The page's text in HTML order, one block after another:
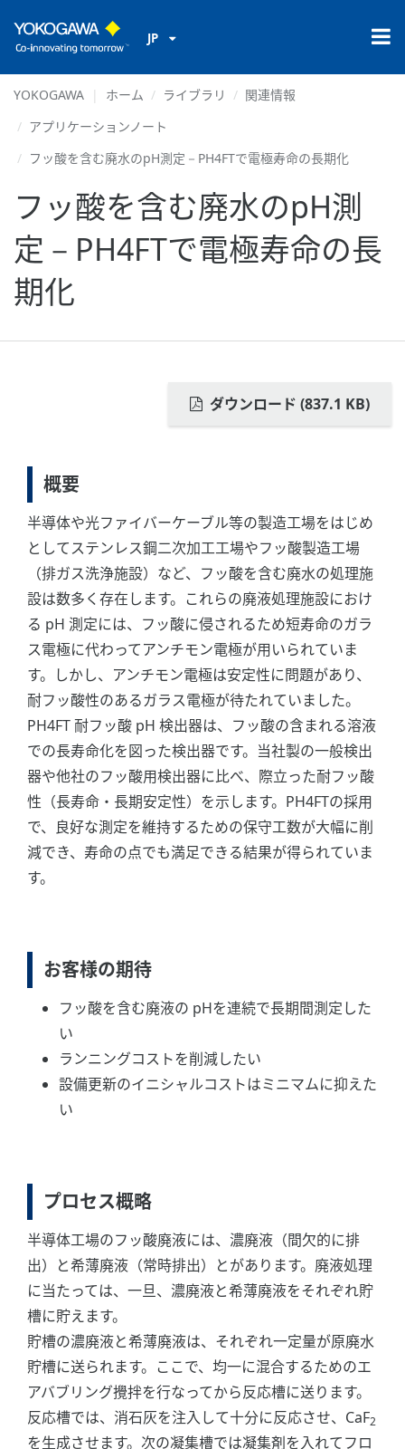
JP
YOKOGAWA ホーム ライブラリ
関連情報
アプリケーションノート
フッ酸を含む廃水のpH測定－PH4FTで電極寿命の長期化
フッ酸を含む廃水のpH測
定－PH4FTで電極寿命の長
期化
ダウンロード (837.1 KB)
概要
半導体や光ファイバーケーブル等の製造工場をはじめ
としてステンレス鋼二次加工工場やフッ酸製造工場
（排ガス洗浄施設）など、フッ酸を含む廃水の処理施
設は数多く存在します。これらの廃液処理施設におけ
る pH 測定には、フッ酸に侵されるため短寿命のガラ
ス電極に代わってアンチモン電極が用いられていま
す。しかし、アンチモン電極は安定性に問題があり、
耐フッ酸性のあるガラス電極が待たれていました。
PH4FT 耐フッ酸 pH 検出器は、フッ酸の含まれる溶液
での長寿命化を図った検出器です。当社製の一般検出
器や他社のフッ酸用検出器に比べ、際立った耐フッ酸
性（長寿命・長期安定性）を示します。PH4FTの採用
で、良好な測定を維持するための保守工数が大幅に削
減でき、寿命の点でも満足できる結果が得られていま
す。
お客様の期待
フッ酸を含む廃液の pHを連続で長期間測定した
い
ランニングコストを削減したい
設備更新のイニシャルコストはミニマムに抑えた
い
プロセス概略
半導体工場のフッ酸廃液には、濃廃液（間欠的に排
出）と希薄廃液（常時排出）とがあります。廃液処理
に当たっては、一旦、濃廃液と希薄廃液をそれぞれ貯
槽に貯えます。
貯槽の濃廃液と希薄廃液は、それぞれ一定量が原廃水
貯槽に送られます。ここで、均一に混合するためのエ
アバブリング攪拌を行なってから反応槽に送ります。
反応槽では、消石灰を注入して十分に反応させ、CaF2
を生成させます。次の凝集槽では凝集剤を入れてフロ